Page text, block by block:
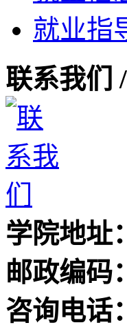
就业指
联系我们 /
学院地址：
邮政编码：
咨询电话：